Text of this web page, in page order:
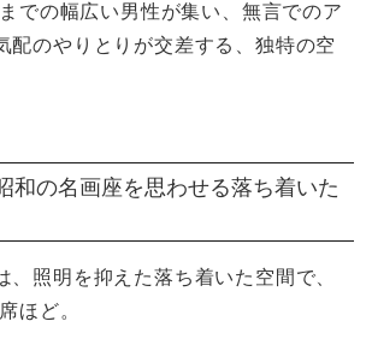
での幅広い男性が集い、無言でのア
配のやりとりが交差する、独特の空
和の名画座を思わせる落ち着いた
、照明を抑えた落ち着いた空間で、
ほど。